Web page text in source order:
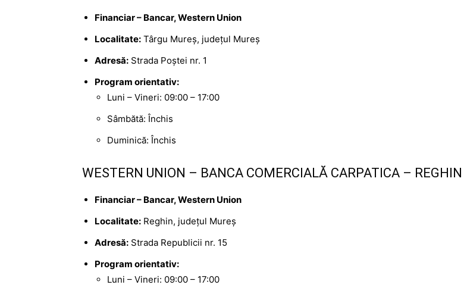
Financiar – Bancar, Western Union
Localitate: Târgu Mureș, județul Mureș
Adresă: Strada Poștei nr. 1
Program orientativ:
Luni – Vineri: 09:00 – 17:00
Sâmbătă: Închis
Duminică: Închis
WESTERN UNION – BANCA COMERCIALĂ CARPATICA – REGHIN
Financiar – Bancar, Western Union
Localitate: Reghin, județul Mureș
Adresă: Strada Republicii nr. 15
Program orientativ:
Luni – Vineri: 09:00 – 17:00